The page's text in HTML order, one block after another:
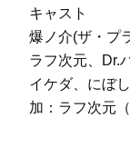
キャスト
爆ノ介(ザ・プ
ラフ次元、Dr.
イケダ、にぼ
加：ラフ次元